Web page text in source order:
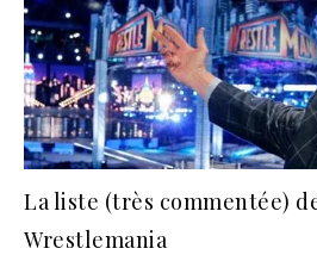
La liste (très commentée)
Wrestlemania